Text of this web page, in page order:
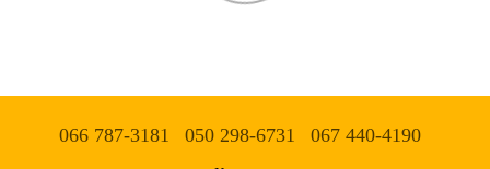
066 787-3181 050 298-6731 067 440-4190